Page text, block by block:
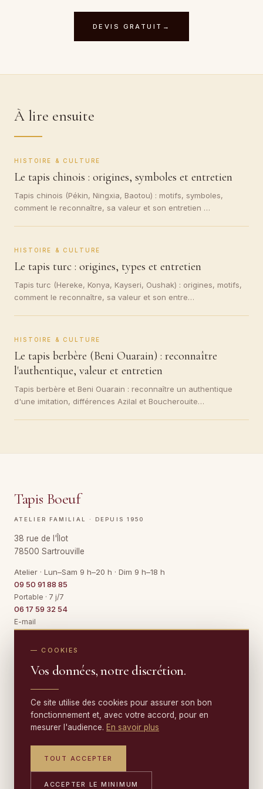
DEVIS GRATUIT →
À lire ensuite
HISTOIRE & CULTURE
Le tapis chinois : origines, symboles et entretien
Tapis chinois (Pékin, Ningxia, Baotou) : motifs, symboles,
comment le reconnaître, sa valeur et son entretien …
HISTOIRE & CULTURE
Le tapis turc : origines, types et entretien
Tapis turc (Hereke, Konya, Kayseri, Oushak) : origines, motifs,
comment le reconnaître, sa valeur et son entre…
HISTOIRE & CULTURE
Le tapis berbère (Beni Ouarain) : reconnaître
l'authentique, valeur et entretien
Tapis berbère et Beni Ouarain : reconnaître un authentique
d'une imitation, différences Azilal et Boucherouite…
Tapis Boeuf
ATELIER FAMILIAL · DEPUIS 1950
38 rue de l'Îlot
78500 Sartrouville
Atelier · Lun–Sam 9 h–20 h · Dim 9 h–18 h
09 50 91 88 85
Portable · 7 j/7
06 17 59 32 54
E-mail
NETTOYAGE
Nettoyage de tapis
Tapis en soie
Tapis en laine
Tapis ancien
RESTAURATION
Restauration de tapis
Trous & déchirures
Tapis mité
EXPERTISE & VENTE
Vente de tapis
ZONES D'INTERVENTION
— COOKIES
Vos données, notre discrétion.
Ce site utilise des cookies pour assurer son bon
fonctionnement et, avec votre accord, pour en
mesurer l'audience. En savoir plus
TOUT ACCEPTER
ACCEPTER LE MINIMUM